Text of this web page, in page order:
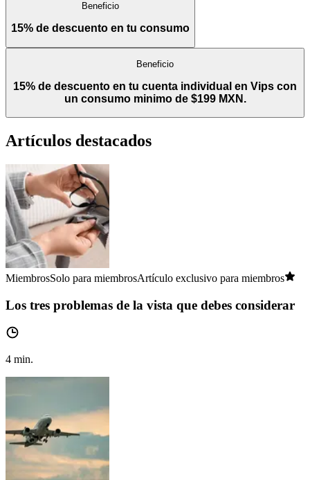
Beneficio
15% de descuento en tu consumo
Beneficio
15% de descuento en tu cuenta individual en Vips con
un consumo minimo de $199 MXN.
Artículos destacados
MiembrosSolo para miembrosArtículo exclusivo para miembros
Los tres problemas de la vista que debes considerar
4 min.